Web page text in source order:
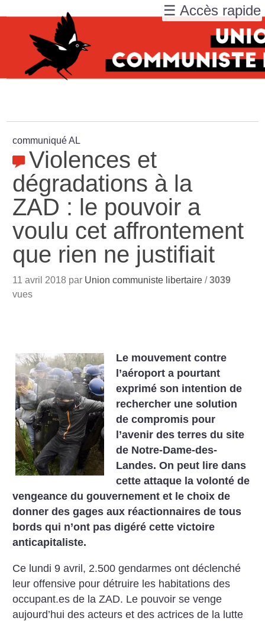
communiqué AL
Violences et
dégradations à la
ZAD : le pouvoir a
voulu cet affrontement
que rien ne justifiait
11 avril 2018 par Union communiste libertaire /3039
vues
Le mouvement contre
l’aéroport a pourtant
exprimé son intention de
rechercher une solution
de compromis pour
l’avenir des terres du site
de Notre-Dame-des-
Landes. On peut lire dans
cette attaque la volonté de
vengeance du gouvernement et le choix de
donner des gages aux réactionnaires de tous
bords qui n’ont pas digéré cette victoire
anticapitaliste.
Ce lundi 9 avril, 2.500 gendarmes ont déclenché
leur offensive pour détruire les habitations des
occupant.es de la ZAD. Le pouvoir se venge
aujourd’hui des acteurs et des actrices de la lutte
☰ Accès rapide